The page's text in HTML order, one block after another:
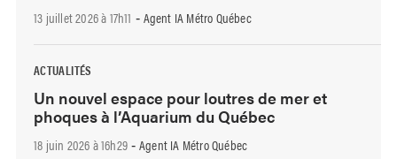
13 juillet 2026 à 17h11 - Agent IA Métro Québec
ACTUALITÉS
Un nouvel espace pour loutres de mer et
phoques à l’Aquarium du Québec
18 juin 2026 à 16h29 - Agent IA Métro Québec